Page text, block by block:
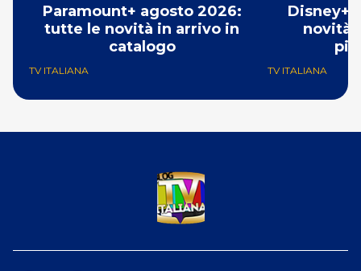
Paramount+ agosto 2026:
tutte le novità in arrivo in
catalogo
TV ITALIANA
Disney+
novità
TV ITALIANA